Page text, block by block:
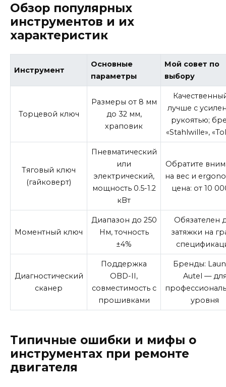
Обзор популярных
инструментов и их
характеристик
Инструмент
Основные
параметры
Мой совет по
выбору
Торцевой ключ
Размеры от 8 мм
до 32 мм,
храповик
лучше с
рукоятью;
«Stahlwille»,
Тяговый ключ
(гайковерт)
Пневматический
или
электрический,
мощность 0.5-1.2
кВт
Обратите
на вес и
цена: от 10
Моментный ключ
Диапазон до 250
Нм, точность
±4%
Обязателен
затяжки на
Диагностический
сканер
Поддержка
OBD-II,
совместимость с
прошивками
Бренды:
Autel —
уровня
Типичные ошибки и мифы о
инструментах при ремонте
двигателя